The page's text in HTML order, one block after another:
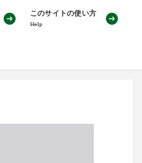
このサイトの使い方
Help